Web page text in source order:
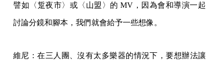
譬如〈踅夜市〉或〈山盟〉的 MV，因為會和導演一起
討論分鏡和腳本，我們就會給予一些想像。
維尼：在三人團、沒有太多樂器的情況下，要想辦法讓